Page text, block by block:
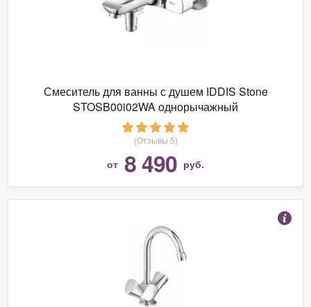
Смеситель для ванны с душем IDDIS Stone
STOSB00i02WA однорычажный
(Отзывы 5)
от 8 490 руб.